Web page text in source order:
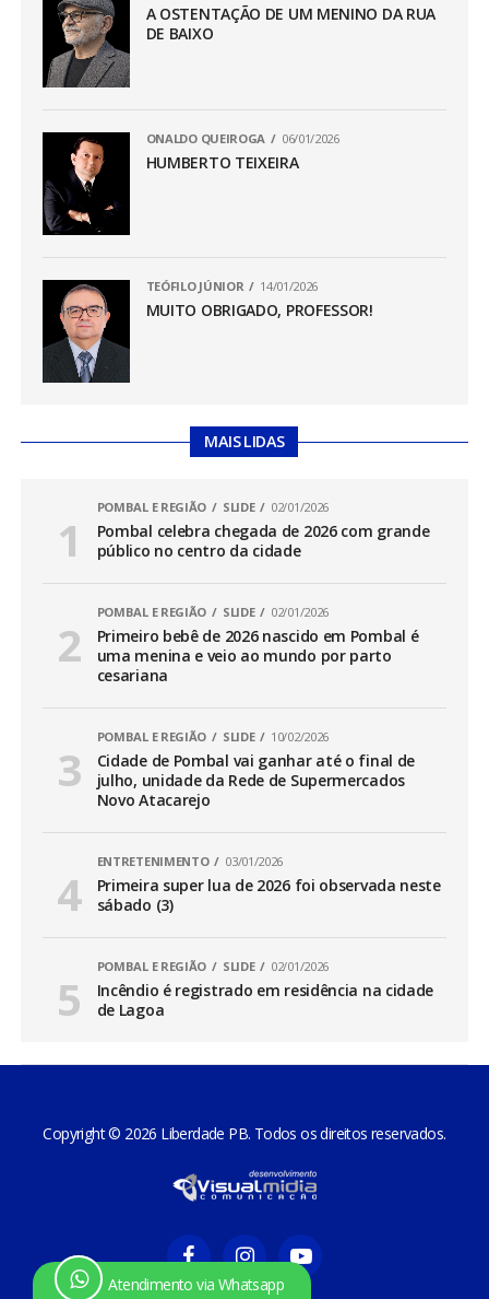
A OSTENTAÇÃO DE UM MENINO DA RUA
DE BAIXO
ONALDO QUEIROGA 06/01/2026
HUMBERTO TEIXEIRA
TEÓFILO JÚNIOR 14/01/2026
MUITO OBRIGADO, PROFESSOR!
MAIS LIDAS
POMBAL E REGIÃO SLIDE 02/01/2026
Pombal celebra chegada de 2026 com grande
público no centro da cidade
POMBAL E REGIÃO SLIDE 02/01/2026
Primeiro bebê de 2026 nascido em Pombal é
uma menina e veio ao mundo por parto
cesariana
POMBAL E REGIÃO SLIDE 10/02/2026
Cidade de Pombal vai ganhar até o final de
julho, unidade da Rede de Supermercados
Novo Atacarejo
ENTRETENIMENTO 03/01/2026
Primeira super lua de 2026 foi observada neste
sábado (3)
POMBAL E REGIÃO SLIDE 02/01/2026
Incêndio é registrado em residência na cidade
de Lagoa
Atendimento via Whatsapp
Copyright © 2026 Liberdade PB. Todos os direitos reservados.